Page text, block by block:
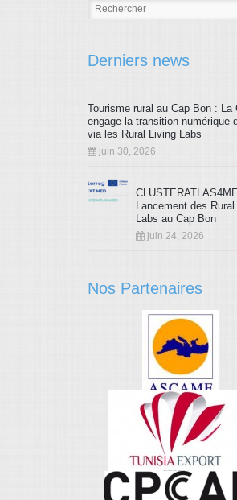
Derniers news
Tourisme rural au Cap Bon : La
engage la transition numérique
via les Rural Living Labs
juin 30, 2026
Lancement des
Labs au Cap Bon
juin 24, 2026
Nos Partenaires